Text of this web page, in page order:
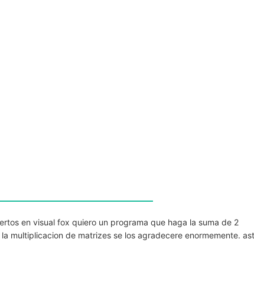
en visual fox quiero un programa que haga la suma de 2
multiplicacion de matrizes se los agradecere enormemente.